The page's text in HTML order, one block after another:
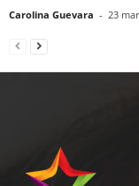
Carolina Guevara - 23